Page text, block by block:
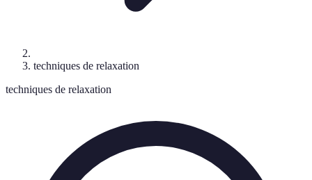
techniques de relaxation
techniques de relaxation